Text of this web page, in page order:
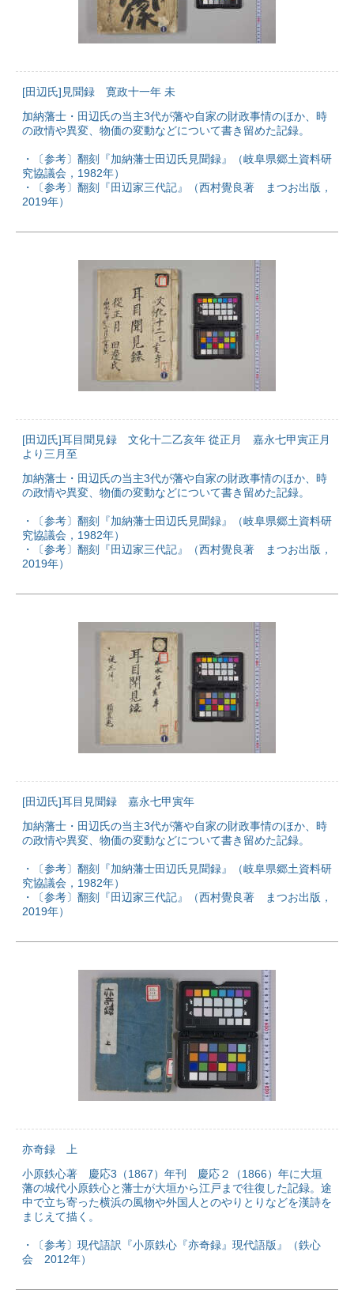
[田辺氏]見聞録 寛政十一年 未
加納藩士・田辺氏の当主3代が藩や自家の財政事情のほか、時
の政情や異変、物価の変動などについて書き留めた記録。
・〔参考〕翻刻『加納藩士田辺氏見聞録』（岐阜県郷土資料研
究協議会，1982年）
・〔参考〕翻刻『田辺家三代記』（西村覺良著 まつお出版，
2019年）
[田辺氏]耳目聞見録 文化十二乙亥年 從正月 嘉永七甲寅正月
より三月至
加納藩士・田辺氏の当主3代が藩や自家の財政事情のほか、時
の政情や異変、物価の変動などについて書き留めた記録。
・〔参考〕翻刻『加納藩士田辺氏見聞録』（岐阜県郷土資料研
究協議会，1982年）
・〔参考〕翻刻『田辺家三代記』（西村覺良著 まつお出版，
2019年）
[田辺氏]耳目見聞録 嘉永七甲寅年
加納藩士・田辺氏の当主3代が藩や自家の財政事情のほか、時
の政情や異変、物価の変動などについて書き留めた記録。
・〔参考〕翻刻『加納藩士田辺氏見聞録』（岐阜県郷土資料研
究協議会，1982年）
・〔参考〕翻刻『田辺家三代記』（西村覺良著 まつお出版，
2019年）
亦奇録 上
小原鉄心著 慶応3（1867）年刊 慶応２（1866）年に大垣
藩の城代小原鉄心と藩士が大垣から江戸まで往復した記録。途
中で立ち寄った横浜の風物や外国人とのやりとりなどを漢詩を
まじえて描く。
・〔参考〕現代語訳『小原鉄心『亦奇録』現代語版』（鉄心
会 2012年）